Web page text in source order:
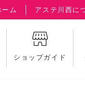
ーム アステ川西に
ショップガイド